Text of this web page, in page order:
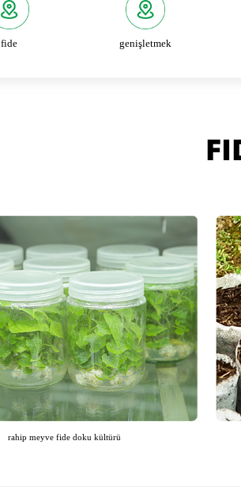
fide genişletmek
rahip meyve fide doku kültürü